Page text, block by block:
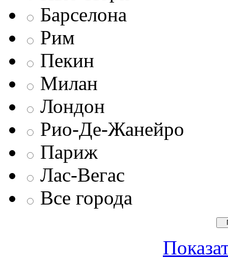
Барселона
Рим
Пекин
Милан
Лондон
Рио-Де-Жанейро
Париж
Лас-Вегас
Все города